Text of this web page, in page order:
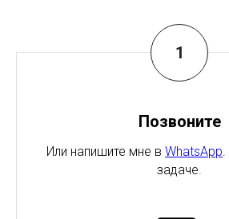
Позвоните
Или напишите мне в WhatsApp
задаче.